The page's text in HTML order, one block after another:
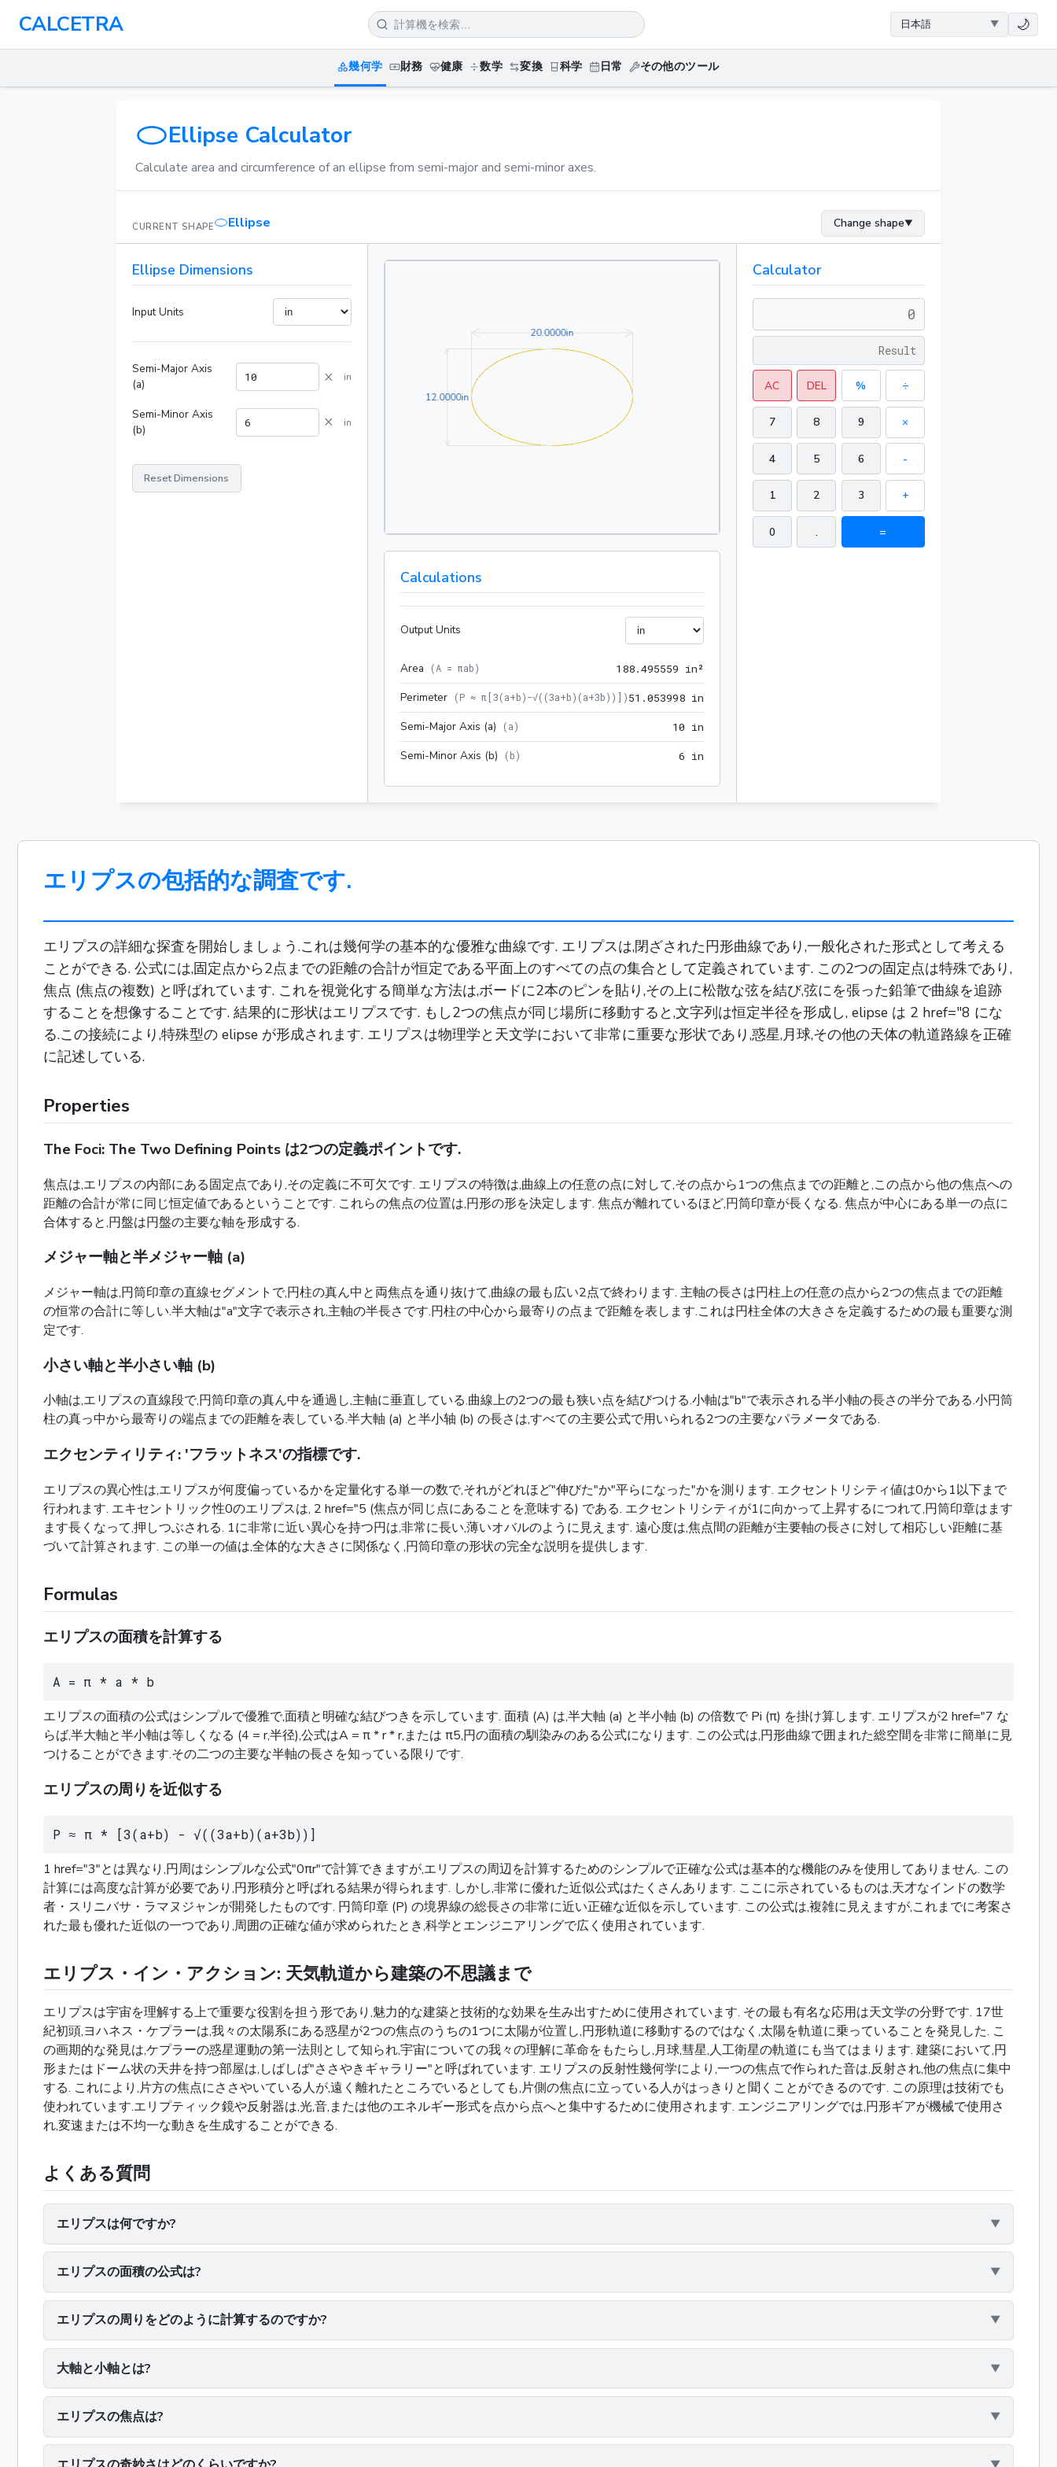
CALCETRA 🌙
幾何学 財務 健康 数学 変換 科学 日常 その他のツール
Ellipse Calculator
Calculate area and circumference of an ellipse from semi-major and semi-minor axes.
CURRENT SHAPE Ellipse Change shape▼
Ellipse Dimensions
Input Units
Semi-Major Axis
(a)
× in
Semi-Minor Axis
(b)
× in
Reset Dimensions
20.0000in20.0000in
12.0000in12.0000in
Calculations
Output Units
Area (A = πab) 1 88.495559 in²
Perimeter (P ≈ π[3(a+b)-√((3a+b)(a+3b))] )51 .053998 in
Semi-Major Axis (a) (a) 10 in
Semi-Minor Axis (b) (b) 6 in
Calculator
AC DEL % ÷
7 8 9 ×
4 5 6 -
1 2 3 +
0 . =
エリプスの包括的な調査です.
エリプスの詳細な探査を開始しましょう.これは幾何学の基本的な優雅な曲線です. エリプスは,閉ざされた円形曲線であり,一般化された形式として考える
ことができる. 公式には,固定点から2点までの距離の合計が恒定である平面上のすべての点の集合として定義されています. この2つの固定点は特殊であり,
焦点 (焦点の複数) と呼ばれています. これを視覚化する簡単な方法は,ボードに2本のピンを貼り,その上に松散な弦を結び,弦にを張った鉛筆で曲線を追跡
することを想像することです. 結果的に形状はエリプスです. もし2つの焦点が同じ場所に移動すると,文字列は恒定半径を形成し, elipse は 2 href="8 にな
る.この接続により,特殊型の elipse が形成されます. エリプスは物理学と天文学において非常に重要な形状であり,惑星,月球,その他の天体の軌道路線を正確
に記述している.
Properties
The Foci: The Two Defining Points は2つの定義ポイントです.
焦点は,エリプスの内部にある固定点であり,その定義に不可欠です. エリプスの特徴は,曲線上の任意の点に対して,その点から1つの焦点までの距離と,この点から他の焦点への
距離の合計が常に同じ恒定値であるということです. これらの焦点の位置は,円形の形を決定します. 焦点が離れているほど,円筒印章が長くなる. 焦点が中心にある単一の点に
合体すると,円盤は円盤の主要な軸を形成する.
メジャー軸と半メジャー軸 (a)
メジャー軸は,円筒印章の直線セグメントで,円柱の真ん中と両焦点を通り抜けて,曲線の最も広い2点で終わります. 主軸の長さは円柱上の任意の点から2つの焦点までの距離
の恒常の合計に等しい.半大軸は"a"文字で表示され,主軸の半長さです.円柱の中心から最寄りの点まで距離を表します.これは円柱全体の大きさを定義するための最も重要な測
定です.
小さい軸と半小さい軸 (b)
小軸は,エリプスの直線段で,円筒印章の真ん中を通過し,主軸に垂直している.曲線上の2つの最も狭い点を結びつける.小軸は"b"で表示される半小軸の長さの半分である.小円筒
柱の真っ中から最寄りの端点までの距離を表している.半大軸 (a) と半小轴 (b) の長さは,すべての主要公式で用いられる2つの主要なパラメータである.
エクセンティリティ: 'フラットネス'の指標です.
エリプスの異心性は,エリプスが何度偏っているかを定量化する単一の数で,それがどれほど"伸びた"か"平らになった"かを測ります. エクセントリシティ値は0から1以下まで
行われます. エキセントリック性0のエリプスは, 2 href="5 (焦点が同じ点にあることを意味する) である. エクセントリシティが1に向かって上昇するにつれて,円筒印章はます
ます長くなって,押しつぶされる. 1に非常に近い異心を持つ円は,非常に長い,薄いオバルのように見えます. 遠心度は,焦点間の距離が主要軸の長さに対して相応しい距離に基
づいて計算されます. この単一の値は,全体的な大きさに関係なく,円筒印章の形状の完全な説明を提供します.
Formulas
エリプスの面積を計算する
A = π * a * b
エリプスの面積の公式はシンプルで優雅で,面積と明確な結びつきを示しています. 面積 (A) は,半大軸 (a) と半小軸 (b) の倍数で Pi (π) を掛け算します. エリプスが2 href="7 な
らば,半大軸と半小軸は等しくなる (4 = r,半径),公式はA = π * r * r,または π5,円の面積の馴染みのある公式になります. この公式は,円形曲線で囲まれた総空間を非常に簡単に見
つけることができます.その二つの主要な半軸の長さを知っている限りです.
エリプスの周りを近似する
P ≈ π * [3(a+b) - √((3a+b)(a+3b))]
1 href="3"とは異なり,円周はシンプルな公式"0πr"で計算できますが,エリプスの周辺を計算するためのシンプルで正確な公式は基本的な機能のみを使用してありません. この
計算には高度な計算が必要であり,円形積分と呼ばれる結果が得られます. しかし,非常に優れた近似公式はたくさんあります. ここに示されているものは,天才なインドの数学
者・スリニバサ・ラマヌジャンが開発したものです. 円筒印章 (P) の境界線の総長さの非常に近い正確な近似を示しています. この公式は,複雑に見えますが,これまでに考案さ
れた最も優れた近似の一つであり,周囲の正確な値が求められたとき,科学とエンジニアリングで広く使用されています.
エリプス・イン・アクション: 天気軌道から建築の不思議まで
エリプスは宇宙を理解する上で重要な役割を担う形であり,魅力的な建築と技術的な効果を生み出すために使用されています. その最も有名な応用は天文学の分野です. 17世
紀初頭,ヨハネス・ケプラーは,我々の太陽系にある惑星が2つの焦点のうちの1つに太陽が位置し,円形軌道に移動するのではなく,太陽を軌道に乗っていることを発見した. こ
の画期的な発見は,ケプラーの惑星運動の第一法則として知られ,宇宙についての我々の理解に革命をもたらし,月球,彗星,人工衛星の軌道にも当てはまります. 建築において,円
形またはドーム状の天井を持つ部屋は,しばしば"ささやきギャラリー"と呼ばれています. エリプスの反射性幾何学により,一つの焦点で作られた音は,反射され,他の焦点に集中
する. これにより,片方の焦点にささやいている人が,遠く離れたところでいるとしても,片側の焦点に立っている人がはっきりと聞くことができるのです. この原理は技術でも
使われています.エリプティック鏡や反射器は,光,音,または他のエネルギー形式を点から点へと集中するために使用されます. エンジニアリングでは,円形ギアが機械で使用さ
れ,変速または不均一な動きを生成することができる.
よくある質問
エリプスは何ですか?
エリプスの面積の公式は?
エリプスの周りをどのように計算するのですか?
大軸と小軸とは?
エリプスの焦点は?